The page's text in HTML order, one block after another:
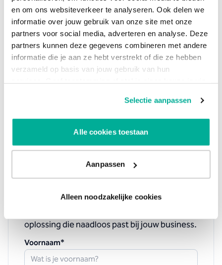
en om ons websiteverkeer te analyseren. Ook delen we
informatie over jouw gebruik van onze site met onze
partners voor social media, adverteren en analyse. Deze
partners kunnen deze gegevens combineren met andere
informatie die je aan ze hebt verstrekt of die ze hebben
verzameld op basis van jouw gebruik van hun
Selectie aanpassen
Alle cookies toestaan
Aanpassen
Alleen noodzakelijke cookies
Back-up verbindingen
goed geregeld!
met je mee over wat
betekenen. Laat ons weten wat je vragen en
oplossing die naadloos past bij jouw business.
Voornaam*